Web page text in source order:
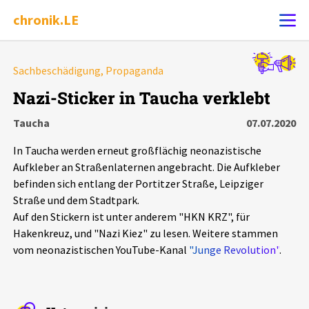
chronik.LE
Ereignis melden
Chronik
Dossiers
Leipziger Zustände
Schlaglichter
Sachbeschädigung, Propaganda
Nazi-Sticker in Taucha verklebt
Taucha
07.07.2020
In Taucha werden erneut großflächig neonazistische
Aufkleber an Straßenlaternen angebracht. Die Aufkleber
befinden sich entlang der Portitzer Straße, Leipziger
Straße und dem Stadtpark.
Auf den Stickern ist unter anderem "HKN KRZ", für
Hakenkreuz, und "Nazi Kiez" zu lesen. Weitere stammen
vom neonazistischen YouTube-Kanal "Junge Revolution".
Alle Ereignisse
Ereignisse
Ereignisse
Exportieren ? Filter Erklärungen